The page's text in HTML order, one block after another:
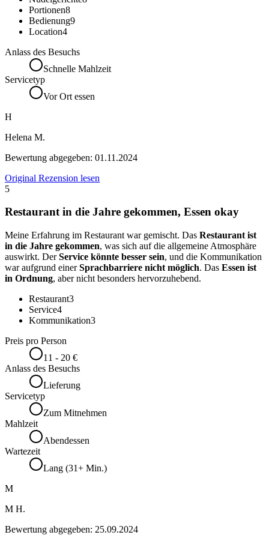
Portionen8
Bedienung9
Location4
Anlass des Besuchs
Schnelle Mahlzeit
Servicetyp
Vor Ort essen
H
Helena M.
Bewertung abgegeben: 01.11.2024
Original Rezension lesen
5
Restaurant in die Jahre gekommen, Essen okay
Meine Erfahrung im Restaurant war gemischt. Das Restaurant ist
in die Jahre gekommen, was sich auf die allgemeine Atmosphäre
auswirkt. DerService könnte besser sein, und die Kommunikation
war aufgrund einerSprachbarriere nicht möglich. Das Essen ist
in Ordnung, aber nicht besonders hervorzuhebend.
Restaurant3
Service4
Kommunikation3
Preis pro Person
11 - 20 €
Anlass des Besuchs
Lieferung
Servicetyp
Zum Mitnehmen
Mahlzeit
Abendessen
Wartezeit
Lang (31+ Min.)
M
M H.
Bewertung abgegeben: 25.09.2024